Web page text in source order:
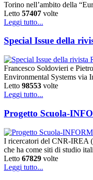
Torino nell’ambito della
Letto 57407 volte
Leggi tutto...
Special Issue della
Francesco Soldovieri e
Environmental Systems via
Letto 98553 volte
Leggi tutto...
Progetto Scuola-
I ricercatori del CNR-IREA
che ha come siti di studio
Letto 67829 volte
Leggi tutto...